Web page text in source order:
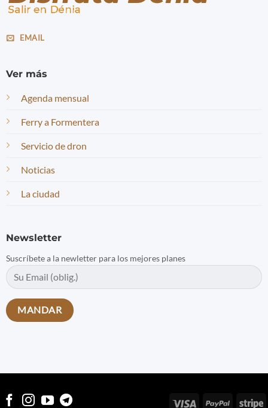
EMAIL
Ver más
Agenda mensual
Ferry a Formentera
Servicio de dron
Noticias
La ciudad
Newsletter
Suscríbete a la newletter para los mejores planes
Visa PayPal